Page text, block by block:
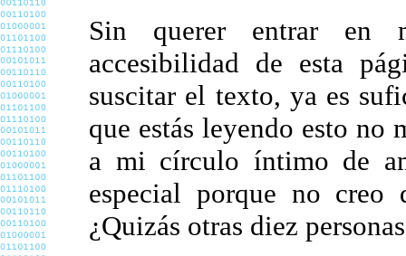
Sin querer entrar en
accesibilidad de esta
suscitar el texto, ya es
que estás leyendo esto no
a mi círculo íntimo de
especial porque no creo
¿Quizás otras diez